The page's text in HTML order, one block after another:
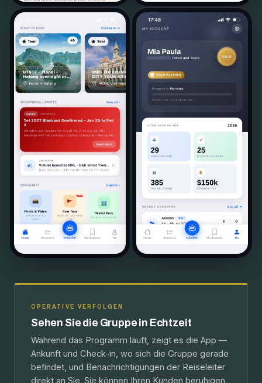
OPERATIVE VERFOLGEN
Sehen Sie die Gruppe in Echtzeit
Während das Programm läuft, zeigt es die App —
Ankunft und Check-in, wo sich die Gruppe gerade
befindet, und Benachrichtigungen der Reiseleiter
direkt an Sie. Sie können Ihren Kunden beruhigen,